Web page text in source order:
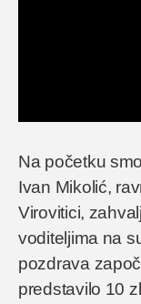
Na početku
Ivan Mikolić,
Virovitici,
voditeljima na
pozdrava
predstavilo 10